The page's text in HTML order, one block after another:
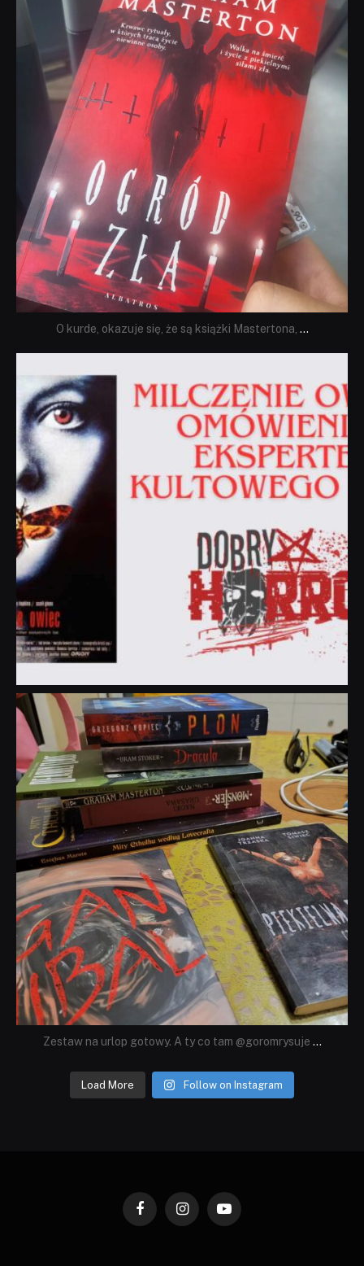
Sie 23
O kurde, okazuje się, że są książki Mastertona, ...
dobryhorror
Lip 31
Zestaw na urlop gotowy. A ty co tam @goromrysuje ...
Load More Follow on Instagram
FacebookInstagramYouTube